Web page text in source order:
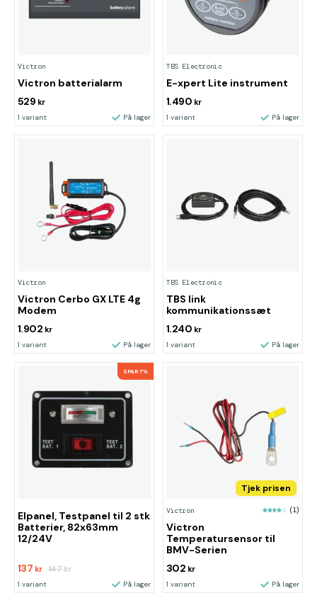
Victron
Victron batterialarm
529 kr
1 variant På lager
TBS Electronic
E-xpert Lite instrument
1.490 kr
1 variant På lager
Victron
Victron Cerbo GX LTE 4g
Modem
1.902 kr
1 variant På lager
TBS Electronic
TBS link
kommunikationssæt
1.240 kr
1 variant På lager
SPAR 7%
Elpanel, Testpanel til 2 stk
Batterier, 82x63mm
12/24V
137 kr 147kr
1 variant På lager
Tjek prisen
Victron (1)
Victron
Temperatursensor til
BMV-Serien
302 kr
1 variant På lager